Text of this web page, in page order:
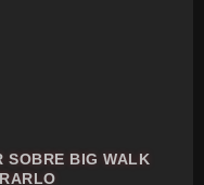
SOBRE BIG WALK